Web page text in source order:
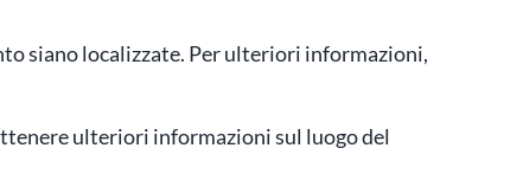
siano localizzate. Per ulteriori informazioni,
ulteriori informazioni sul luogo del